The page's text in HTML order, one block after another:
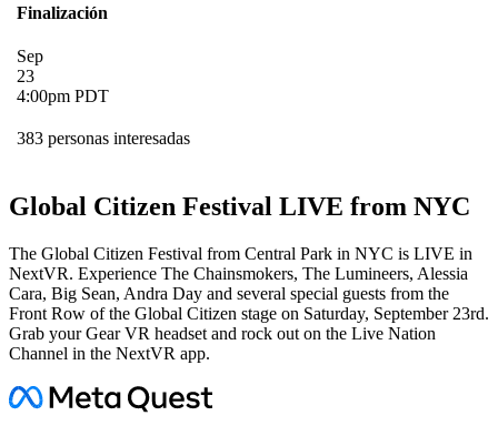
Finalización
Sep
23
4:00pm PDT
383 personas interesadas
Global Citizen Festival LIVE from NYC
The Global Citizen Festival from Central Park in NYC is LIVE in
NextVR. Experience The Chainsmokers, The Lumineers, Alessia
Cara, Big Sean, Andra Day and several special guests from the
Front Row of the Global Citizen stage on Saturday, September 23rd.
Grab your Gear VR headset and rock out on the Live Nation
Channel in the NextVR app.